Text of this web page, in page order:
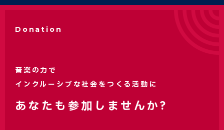
Donation
音楽の力で
インクルーシブな社会をつくる活動に
あなたも参加しませんか?